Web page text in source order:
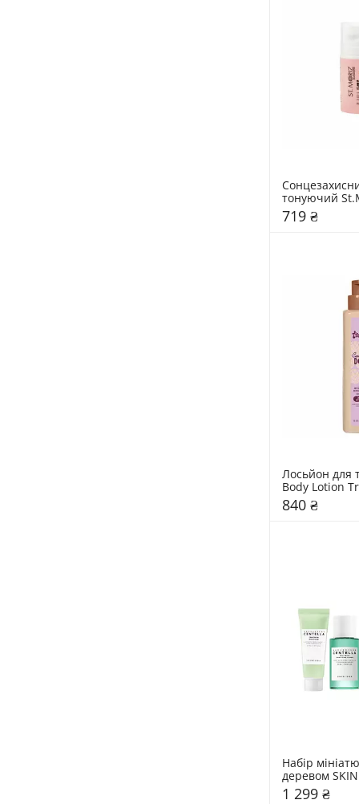
тонуючий
719 ₴
Лосьйон для
840 ₴
Набір
деревом
1 299 ₴